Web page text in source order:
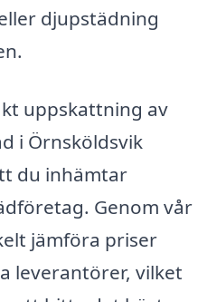
djupstädning
uppskattning av
i Örnsköldsvik
du inhämtar
Genom vår
jämföra priser
leverantörer, vilket